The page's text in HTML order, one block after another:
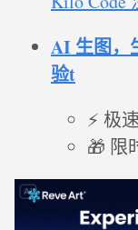
AI 生图，
验t
⚡ 极
🎁 限